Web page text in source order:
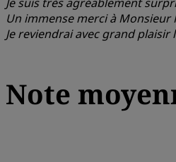
Un immense merci à Monsieur
Je reviendrai avec grand
Note